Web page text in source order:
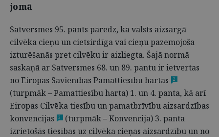
jomā
Satversmes 95. pants paredz, ka valsts aizsargā
cilvēka cieņu un cietsirdīga vai cieņu pazemojoša
izturēšanās pret cilvēku ir aizliegta. Šajā normā
saskaņā ar Satversmes 68. un 89. pantu ir ietvertas
no Eiropas Savienības Pamattiesību hartas
2
(turpmāk – Pamattiesību harta) 1. un 4. panta, kā arī
Eiropas Cilvēka tiesību un pamatbrīvību aizsardzības
konvencijas
3
(turpmāk – Konvencija) 3. panta
izrietošās tiesības uz cilvēka cieņas aizsardzību un no